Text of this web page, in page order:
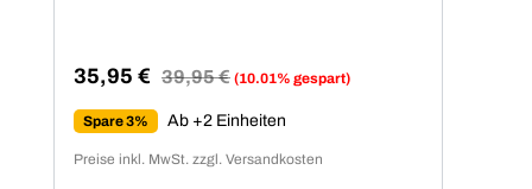
Verkaufspreis:
35,95 € Regulärer Preis:
39,95 € (10.01% gespart)
Spare 3% Ab +2 Einheiten
Preise inkl. MwSt. zzgl. Versandkosten